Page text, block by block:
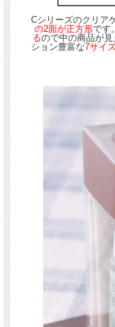
Cシリーズのクリア
の2面が正方形です
るので中の商品が
ション豊富な7サイ